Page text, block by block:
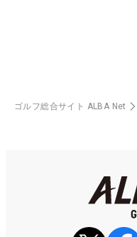
ゴルフ総合サイト ALBA Net